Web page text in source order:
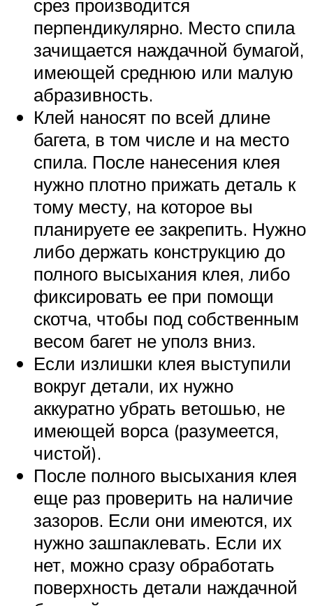
срез производится
перпендикулярно. Место спила
зачищается наждачной бумагой,
имеющей среднюю или малую
абразивность.
Клей наносят по всей длине
багета, в том числе и на место
спила. После нанесения клея
нужно плотно прижать деталь к
тому месту, на которое вы
планируете ее закрепить. Нужно
либо держать конструкцию до
полного высыхания клея, либо
фиксировать ее при помощи
скотча, чтобы под собственным
весом багет не уполз вниз.
Если излишки клея выступили
вокруг детали, их нужно
аккуратно убрать ветошью, не
имеющей ворса (разумеется,
чистой).
После полного высыхания клея
еще раз проверить на наличие
зазоров. Если они имеются, их
нужно зашпаклевать. Если их
нет, можно сразу обработать
поверхность детали наждачной